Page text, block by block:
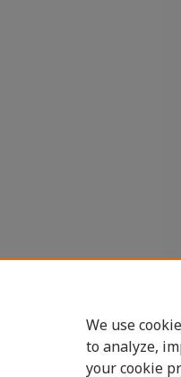
We use
to analyze,
your cookie